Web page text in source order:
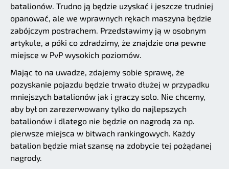
batalionów. Trudno ją będzie uzyskać i jeszcze trudniej
opanować, ale we wprawnych rękach maszyna będzie
zabójczym postrachem. Przedstawimy ją w osobnym
artykule, a póki co zdradzimy, że znajdzie ona pewne
miejsce w PvP wysokich poziomów.
Mając to na uwadze, zdajemy sobie sprawę, że
pozyskanie pojazdu będzie trwało dłużej w przypadku
mniejszych batalionów jak i graczy solo. Nie chcemy,
aby był on zarezerwowany tylko do najlepszych
batalionów i dlatego nie będzie on nagrodą za np.
pierwsze miejsca w bitwach rankingowych. Każdy
batalion będzie miał szansę na zdobycie tej pożądanej
nagrody.